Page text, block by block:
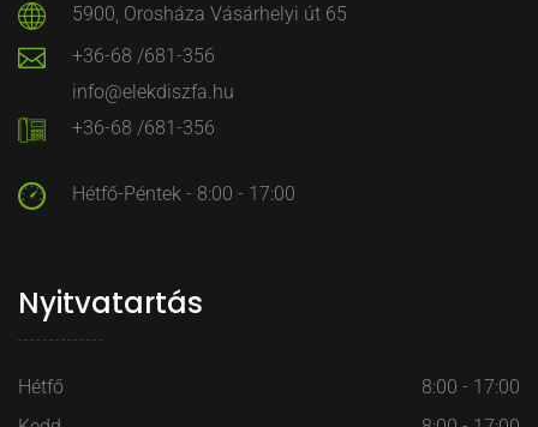
5900, Orosháza Vásárhelyi út 65
+36-68 /681-356
info@elekdiszfa.hu
+36-68 /681-356
Hétfő-Péntek - 8:00 - 17:00
Nyitvatartás
Hétfő
8:00 - 17:00